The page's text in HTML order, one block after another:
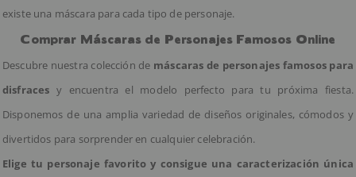
existe una máscara para cada tipo de personaje.
Comprar Máscaras de Personajes Famosos Online
Descubre nuestra colección de máscaras de personajes famosos para
disfraces y encuentra el modelo perfecto para tu próxima fiesta.
Disponemos de una amplia variedad de diseños originales, cómodos y
divertidos para sorprender en cualquier celebración.
Elige tu personaje favorito y consigue una caracterización única